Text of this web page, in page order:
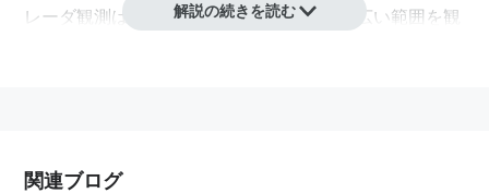
レーダ観測はその電力会社の管轄範囲外の広い範囲を観
提供範囲：青森・岩手・宮城・秋田・山形・福
解説の続きを読む
関連ブログ